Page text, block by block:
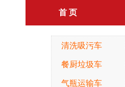
首 页
清洗吸污车
餐厨垃圾车
气瓶运输车